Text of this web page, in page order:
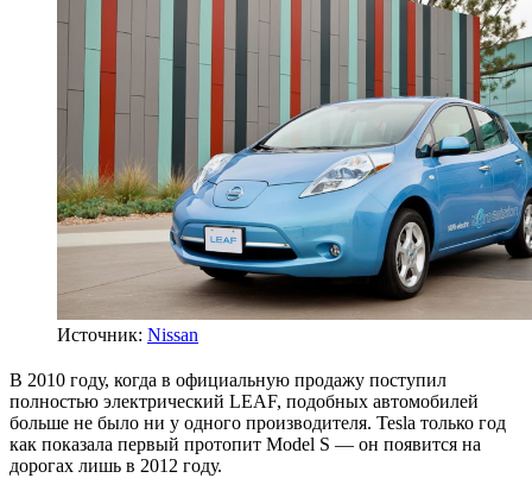
Источник: Nissan
В 2010 году, когда в официальную продажу поступил
полностью электрический LEAF, подобных автомобилей
больше не было ни у одного производителя. Tesla только год
как показала первый протопит Model S — он появится на
дорогах лишь в 2012 году.